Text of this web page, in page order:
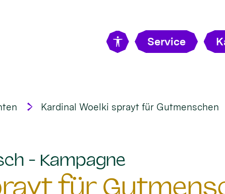
Service
Kardinal Woelki sprayt für Gutmenschen
- Kampagne
für